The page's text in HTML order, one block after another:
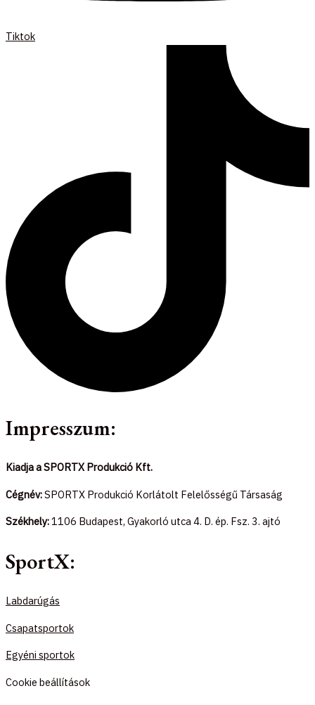
Tiktok
Impresszum:
Kiadja a SPORTX Produkció Kft.
Cégnév:SPORTX Produkció Korlátolt Felelősségű Társaság
Székhely:1106 Budapest, Gyakorló utca 4. D. ép. Fsz. 3. ajtó
SportX:
Labdarúgás
Csapatsportok
Egyéni sportok
Cookie beállítások